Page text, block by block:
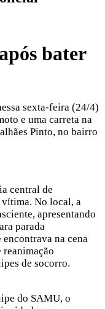
bater
sexta-feira (24/4)
e uma carreta na
Pinto, no bairro
central de
vítima. No local, a
apresentando
parada
na cena
de socorro.
do SAMU, o